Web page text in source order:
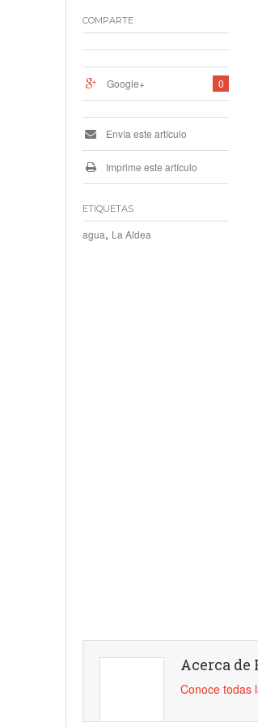
COMPARTE
0
Google+
Envía este artículo
Imprime este artículo
ETIQUETAS
agua, La Aldea
Acerca de
Conoce todas